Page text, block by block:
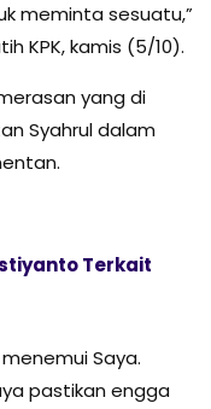
meminta sesuatu,”
KPK, kamis (5/10).
yang di
Syahrul dalam
Terkait
Saya.
pastikan engga